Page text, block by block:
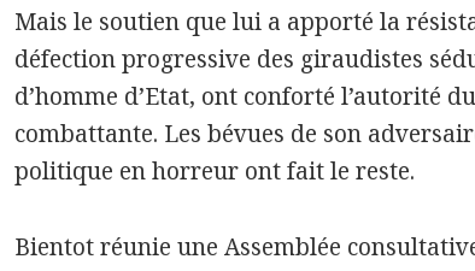
Mais le soutien que lui a apporté la
défection progressive des giraudistes
d’homme d’Etat, ont conforté l’autorité
combattante. Les bévues de son
politique en horreur ont fait le reste.
Bientot réunie une Assemblée